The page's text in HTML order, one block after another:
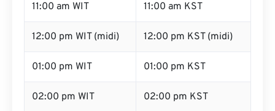
11:00 am WIT 11:00 am KST
12:00 pm WIT (midi) 12:00 pm KST (midi)
01:00 pm WIT 01:00 pm KST
02:00 pm WIT 02:00 pm KST